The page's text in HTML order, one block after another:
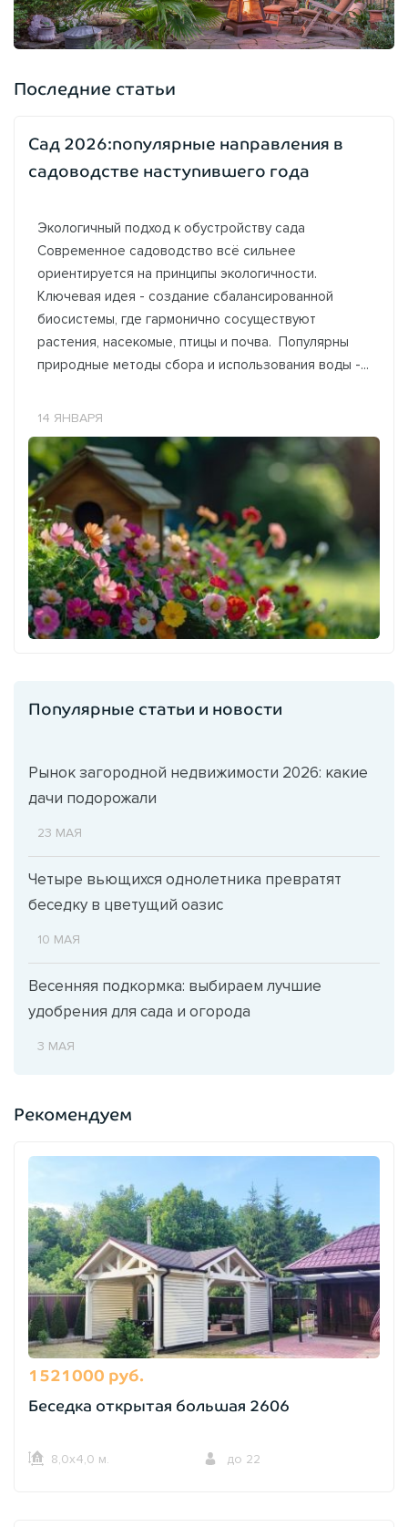
Последние статьи
Сад 2026:популярные направления в
садоводстве наступившего года
Экологичный подход к обустройству сада
Современное садоводство всё сильнее
ориентируется на принципы экологичности.
Ключевая идея - создание сбалансированной
биосистемы, где гармонично сосуществуют
растения, насекомые, птицы и почва. Популярны
природные методы сбора и использования воды -...
14 ЯНВАРЯ
Популярные статьи и новости
Рынок загородной недвижимости 2026: какие
дачи подорожали
23 МАЯ
Четыре вьющихся однолетника превратят
беседку в цветущий оазис
10 МАЯ
Весенняя подкормка: выбираем лучшие
удобрения для сада и огорода
3 МАЯ
Рекомендуем
1521000 руб.
Беседка открытая большая 2606
8,0х4,0 м. до 22